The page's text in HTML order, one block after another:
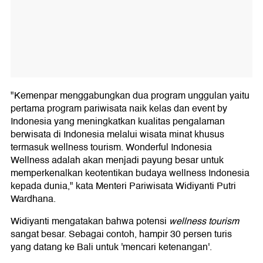
"Kemenpar menggabungkan dua program unggulan yaitu
pertama program pariwisata naik kelas dan event by
Indonesia yang meningkatkan kualitas pengalaman
berwisata di Indonesia melalui wisata minat khusus
termasuk wellness tourism. Wonderful Indonesia
Wellness adalah akan menjadi payung besar untuk
memperkenalkan keotentikan budaya wellness Indonesia
kepada dunia," kata Menteri Pariwisata Widiyanti Putri
Wardhana.
Widiyanti mengatakan bahwa potensi wellness tourism
sangat besar. Sebagai contoh, hampir 30 persen turis
yang datang ke Bali untuk 'mencari ketenangan'.